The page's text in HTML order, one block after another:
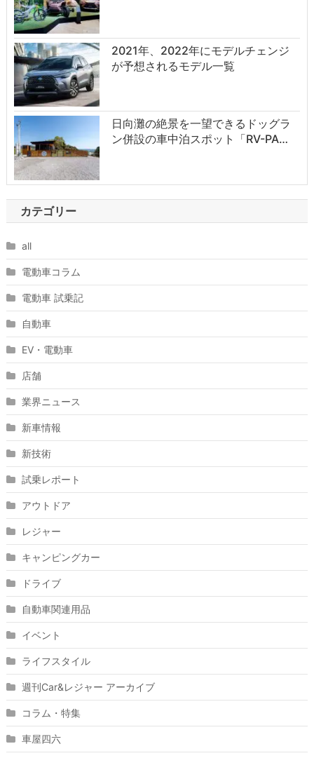
2021年、2022年にモデルチェンジ
が予想されるモデル一覧
日向灘の絶景を一望できるドッグラ
ン併設の車中泊スポット「RV-PA…
カテゴリー
all
電動車コラム
電動車 試乗記
自動車
EV・電動車
店舗
業界ニュース
新車情報
新技術
試乗レポート
アウトドア
レジャー
キャンピングカー
ドライブ
自動車関連用品
イベント
ライフスタイル
週刊Car&レジャー アーカイブ
コラム・特集
車屋四六